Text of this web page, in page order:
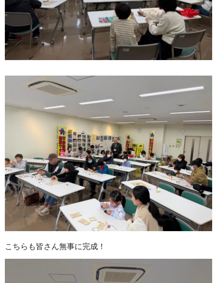
こちらも皆さん無事に完成！